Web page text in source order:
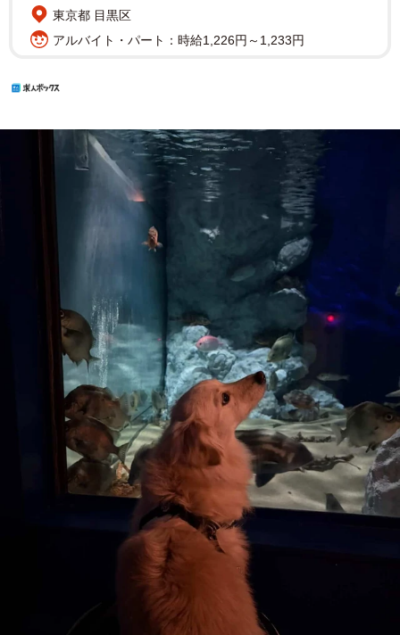
東京都 目黒区
アルバイト・パート：時給1,226円～1,233円